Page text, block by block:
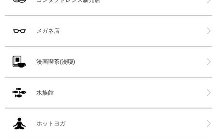
メガネ店
漫画喫茶(漫喫)
水族館
ホットヨガ